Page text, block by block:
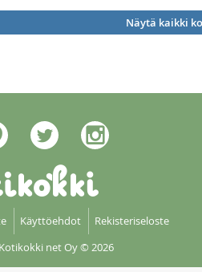
Näytä kaikki
Käyttöehdot
Rekisteriseloste
net Oy© 2026